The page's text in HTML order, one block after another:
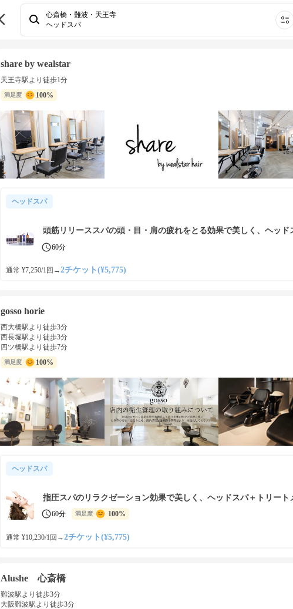
心斎橋・難波・天王寺
ヘッドスパ
share by wealstar
天王寺駅より徒歩1分
満足度 100%
ヘッドスパ
頭筋リリーススパの頭・目・肩の疲れをとる効果で美しく、ヘッド
60分
通常 ¥7,250/1回 →2チケット(¥5,775)
gosso horie
西大橋駅より徒歩3分
西長堀駅より徒歩3分
四ツ橋駅より徒歩7分
満足度 100%
ヘッドスパ
指圧スパのリラクゼーション効果で美しく、ヘッドスパ＋トリート
60分 満足度 100%
通常 ¥10,230/1回 →2チケット(¥5,775)
Alushe 心斎橋
難波駅より徒歩3分
大阪難波駅より徒歩3分